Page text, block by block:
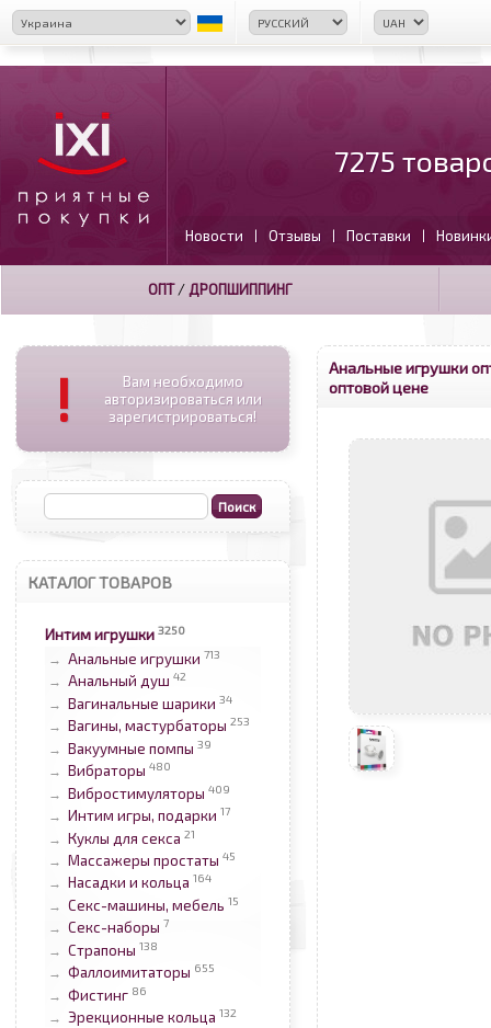
7275
Новости | Отзывы | Поставки |
ОПТ/ ДРОПШИППИНГ
!
Вам необходимо
авторизироваться или
зарегистрироваться!
КАТАЛОГ ТОВАРОВ
Интим игрушки 3250
→ Анальные игрушки 713
→ Анальный душ 42
→ Вагинальные шарики 34
→ Вагины, мастурбаторы 253
→ Вакуумные помпы 39
→ Вибраторы 480
→ Вибростимуляторы 409
→ Интим игры, подарки 17
→ Куклы для секса 21
→ Массажеры простаты 45
→ Насадки и кольца 164
→ Секс-машины, мебель 15
→ Секс-наборы 7
→ Страпоны 138
→ Фаллоимитаторы 655
→ Фистинг 86
→ Эрекционные кольца 132
Анальные игрушки
оптовой цене